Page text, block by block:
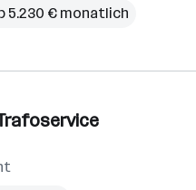
5.230 € monatlich